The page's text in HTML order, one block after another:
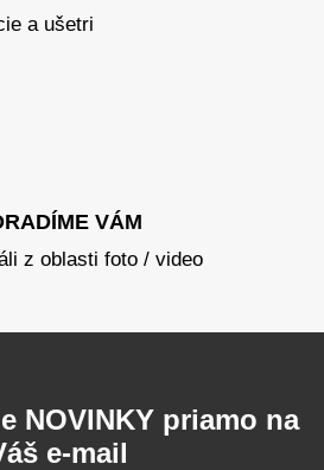
a ušetri
VÁM
z oblasti foto / video
NOVINKY priamo na
e-mail